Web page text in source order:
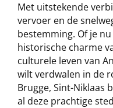
Met uitstekende
vervoer en de
bestemming. Of je
historische charme
culturele leven van
wilt verdwalen in de
Brugge, Sint-Niklaas
al deze prachtige